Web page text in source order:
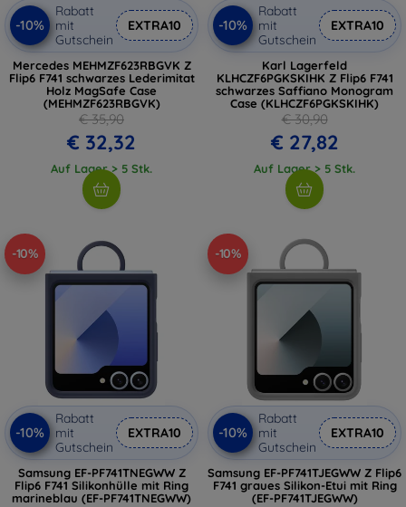
-10%
Rabatt
mit
Gutschein
EXTRA10
Mercedes MEHMZF623RBGVK Z
Flip6 F741 schwarzes Lederimitat
Holz MagSafe Case
(MEHMZF623RBGVK)
€ 35,90
€ 32,32
Auf Lager > 5 Stk.
-10%
Rabatt
mit
Gutschein
EXTRA10
Karl Lagerfeld
KLHCZF6PGKSKIHK Z Flip6 F741
schwarzes Saffiano Monogram
Case (KLHCZF6PGKSKIHK)
€ 30,90
€ 27,82
Auf Lager > 5 Stk.
-10%
-10%
Rabatt
mit
Gutschein
EXTRA10
Samsung EF-PF741TNEGWW Z
Flip6 F741 Silikonhülle mit Ring
marineblau (EF-PF741TNEGWW)
-10%
-10%
Rabatt
mit
Gutschein
EXTRA10
Samsung EF-PF741TJEGWW Z Flip6
F741 graues Silikon-Etui mit Ring
(EF-PF741TJEGWW)